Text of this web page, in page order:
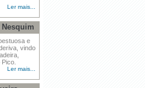
Ler mais...
Nesquim
e
vindo
Ler mais...